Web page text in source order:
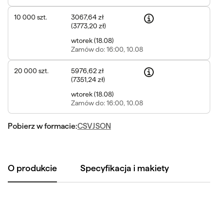
10 000 szt.
3067,64 zł
(3773,20 zł)
wtorek(18.08)
Zamówdo: 16:00, 10.08
20 000 szt.
5976,62 zł
(7351,24 zł)
wtorek(18.08)
Zamówdo: 16:00, 10.08
Pobierz w formacie:CSVJSON
O produkcie Specyfikacja i makiety